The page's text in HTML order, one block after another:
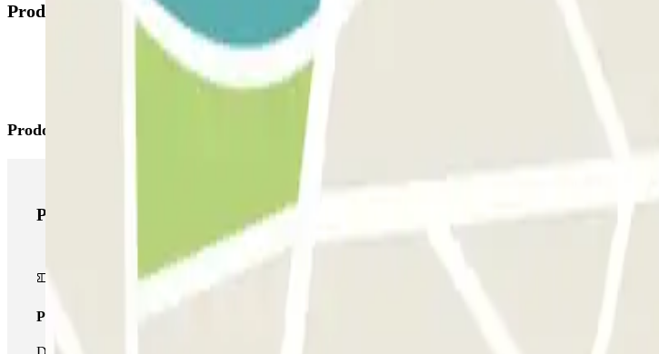
Prodotti disponibili
Prodotti di Parclick
Prodotti di Parclick
Pass unico